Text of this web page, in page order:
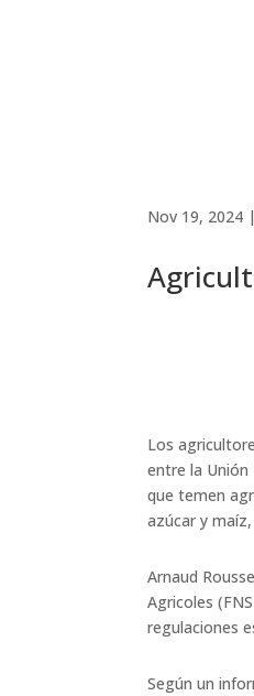
Nov 19, 2024 |
Los
entre la Unión
que temen
azúcar y
Arnaud
Agricoles
regulaciones
Según un